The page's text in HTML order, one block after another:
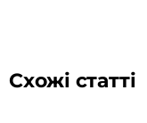
Схожі статті